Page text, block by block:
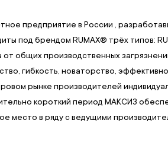
предприятие в России ,
под брендом RUMAX® трёх типов:
общих производственных
гибкость, новаторство,
рынке производителей
короткий период МАКСИЗ
место в ряду с ведущими